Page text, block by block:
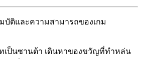
มบัติและความสามารถของเกม
ป็นซานต้า เดินหาของขวัญที่ทำหล่น